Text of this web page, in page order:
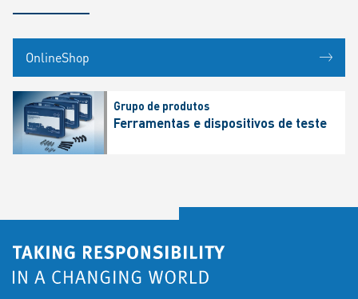
OnlineShop
Grupo de produtos
Ferramentas e dispositivos de teste